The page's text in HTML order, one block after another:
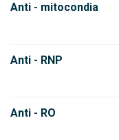
Anti - mitocondia
Anti - RNP
Anti - RO